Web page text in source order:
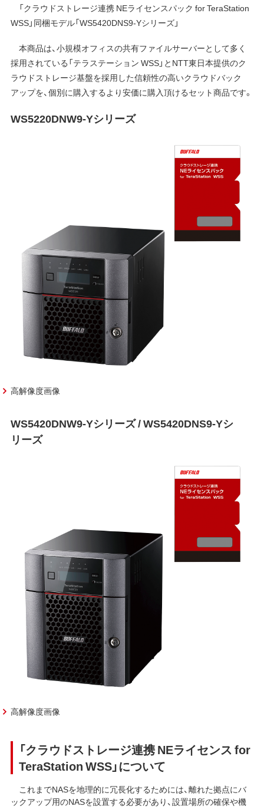
「クラウドストレージ連携 NEライセンスパック for TeraStation
WSS」同梱モデル「WS5420DNS9-Yシリーズ」
本商品は、小規模オフィスの共有ファイルサーバーとして多く
採用されている「テラステーション WSS」とNTT東日本提供のク
ラウドストレージ基盤を採用した信頼性の高いクラウドバック
アップを、個別に購入するより安価に購入頂けるセット商品です。
WS5220DNW9-Yシリーズ
高解像度画像
WS5420DNW9-Yシリーズ / WS5420DNS9-Yシ
リーズ
高解像度画像
「クラウドストレージ連携 NEライセンス for
TeraStation WSS」について
これまでNASを地理的に冗長化するためには、離れた拠点にバ
ックアップ用のNASを設置する必要があり、設置場所の確保や機